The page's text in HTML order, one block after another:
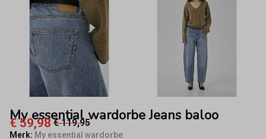
My essential wardorbe Jeans baloo
€ 59,98 € 119,95
Merk: My essential wardorbe